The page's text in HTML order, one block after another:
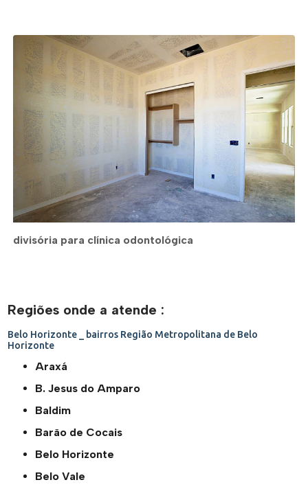
divisória para clínica odontológica
Regiões onde a atende :
Belo Horizonte _ bairros Região Metropolitana de Belo
Horizonte
Araxá
B. Jesus do Amparo
Baldim
Barão de Cocais
Belo Horizonte
Belo Vale